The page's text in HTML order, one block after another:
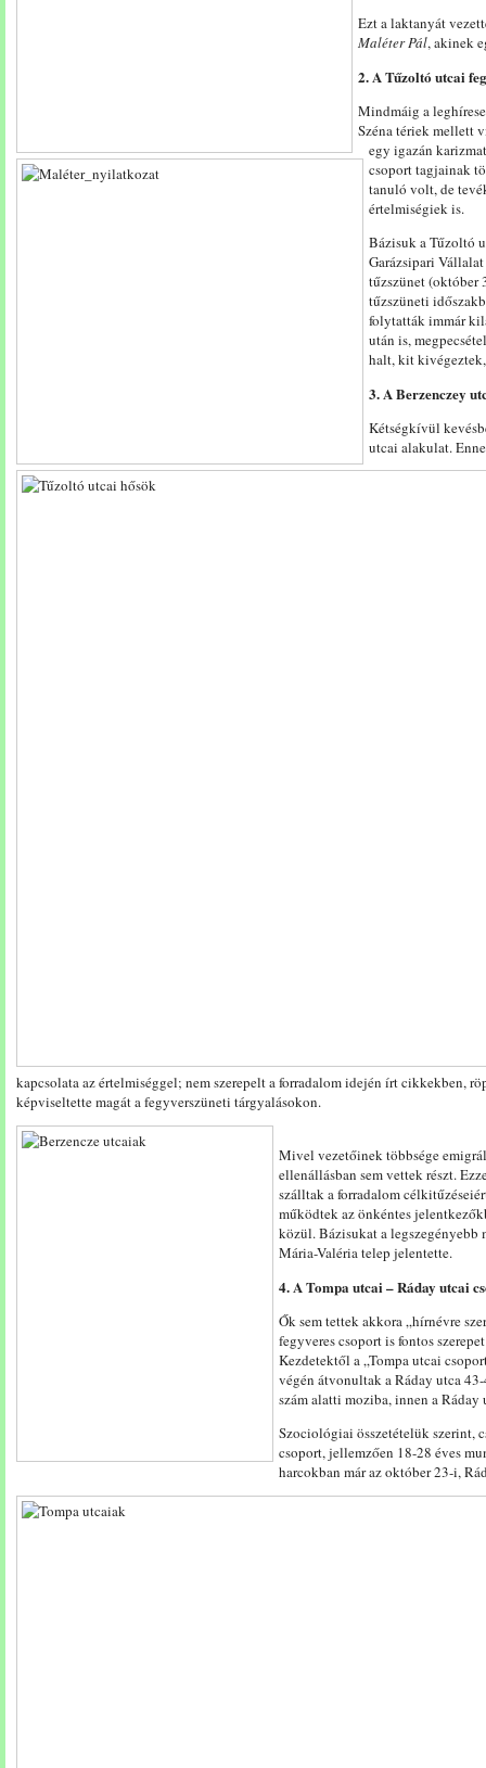
Ezt a laktanyát
Maléter Pál, akinek
2. A Tűzoltó utcai
Mindmáig a
Széna tériek mellett
egy igazán
csoport tagjainak
tanuló volt, de
értelmiségiek is.
Bázisuk a Tűzoltó
Garázsipari
tűzszünet (október
tűzszüneti
folytatták immár
után is,
halt, kit
3. A Berzenczey
Kétségkívül
utcai alakulat.
kapcsolata az értelmiséggel; nem szerepelt a forradalom idején írt cikkekben,
képviseltette magát a fegyverszüneti tárgyalásokon.
Mivel vezetőinek többsége
ellenállásban sem vettek részt.
szálltak a forradalom
működtek az önkéntes
közül. Bázisukat a legszegényebb
Mária-Valéria telep jelentette.
4. A Tompa utcai – Ráday utcai
Ők sem tettek akkora „hírnévre
fegyveres csoport is fontos
Kezdetektől a „Tompa utcai
végén átvonultak a Ráday utca
szám alatti moziba, innen a
Szociológiai összetételük szerint,
csoport, jellemzően 18-28 éves
harcokban már az október 23-i,